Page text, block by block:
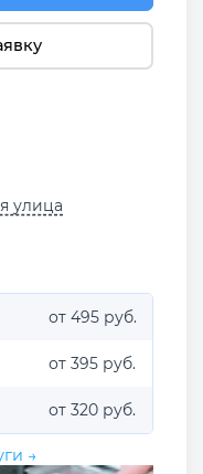
улица
от 495 руб.
от 395 руб.
от 320 руб.
→